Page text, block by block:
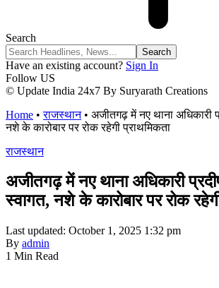
Search
Have an existing account? Sign In
Follow US
© Update India 24x7 By Suryarath Creations
Home •राजस्थान• अजीतगढ़ में नए थाना अधिकारी
नशे के कारोबार पर रोक रहेगी प्राथमिकता
राजस्थान
अजीतगढ़ में नए थाना अधिकारी
स्वागत, नशे के कारोबार पर रोक
Last updated: October 1, 2025 1:32 pm
By admin
1 Min Read